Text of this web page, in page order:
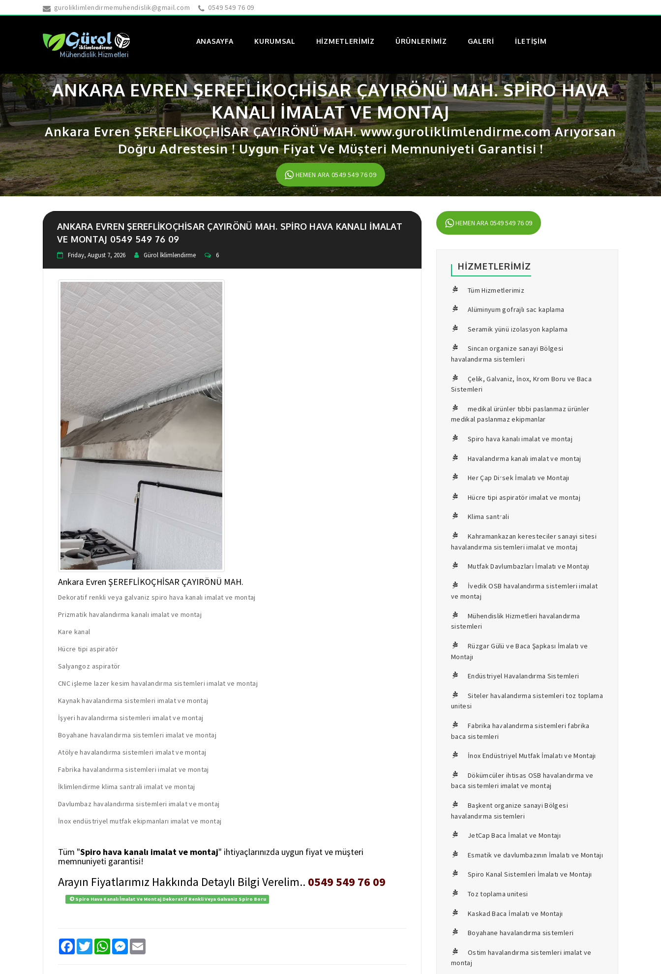
guroliklimlendirmemuhendislik@gmail.com 0549 549 76 09
ANASAYFA KURUMSAL HIZMETLERIMIZ ÜRÜNLERIMIZ GALERI İLETİŞİM
ANKARA EVREN ŞEREFLİKOÇHİSAR ÇAYIRÖNÜ MAH. SPIRO HAVA
KANALI IMALAT VE MONTAJ
Ankara Evren ŞEREFLİKOÇHİSAR ÇAYIRÖNÜ MAH. www.guroliklimlendirme.com Arıyorsan
Doğru Adrestesin ! Uygun Fiyat Ve Müşteri Memnuniyeti Garantisi !
HEMEN ARA 0549 549 76 09
ANKARA EVREN ŞEREFLİKOÇHİSAR ÇAYIRÖNÜ MAH. SPIRO HAVA KANALI IMALAT
VE MONTAJ 0549 549 76 09
Friday, August 7, 2026 Gürol İklimlendirme 6
Ankara Evren ŞEREFLİKOÇHİSAR ÇAYIRÖNÜ MAH.
Dekoratif renkli veya galvaniz spiro hava kanalı imalat ve montaj
Prizmatik havalandırma kanalı imalat ve montaj
Kare kanal
Hücre tipi aspiratör
Salyangoz aspiratör
CNC işleme lazer kesim havalandırma sistemleri imalat ve montaj
Kaynak havalandırma sistemleri imalat ve montaj
İşyeri havalandırma sistemleri imalat ve montaj
Boyahane havalandırma sistemleri imalat ve montaj
Atölye havalandırma sistemleri imalat ve montaj
Fabrika havalandırma sistemleri imalat ve montaj
İklimlendirme klima santrali imalat ve montaj
Davlumbaz havalandırma sistemleri imalat ve montaj
İnox endüstriyel mutfak ekipmanları imalat ve montaj
Tüm "Spiro hava kanalı imalat ve montaj" ihtiyaçlarınızda uygun fiyat ve müşteri
memnuniyeti garantisi!
Arayın Fiyatlarımız Hakkında Detaylı Bilgi Verelim.. 0549 549 76 09
Spiro Hava Kanalı İmalat Ve Montaj Dekoratif Renkli Veya Galvaniz Spiro Boru
F
T
w
W
M
HEMEN ARA 0549 549 76 09
HIZMETLERIMIZ
Tüm Hizmetlerimiz
Alüminyum gofrajlı sac kaplama
Seramik yünü izolasyon kaplama
Sincan organize sanayi Bölgesi
havalandırma sistemleri
Çelik, Galvaniz, İnox, Krom Boru ve Baca
Sistemleri
medikal ürünler tıbbi paslanmaz ürünler
medikal paslanmaz ekipmanlar
Spiro hava kanalı imalat ve montaj
Havalandırma kanalı imalat ve montaj
Her Çap Dirsek İmalatı ve Montajı
Hücre tipi aspiratör imalat ve montaj
Klima santrali
Kahramankazan keresteciler sanayi sitesi
havalandırma sistemleri imalat ve montaj
Mutfak Davlumbazları İmalatı ve Montajı
İvedik OSB havalandırma sistemleri imalat
ve montaj
Mühendislik Hizmetleri havalandırma
sistemleri
Rüzgar Gülü ve Baca Şapkası İmalatı ve
Montajı
Endüstriyel Havalandırma Sistemleri
Siteler havalandırma sistemleri toz toplama
unitesi
Fabrika havalandırma sistemleri fabrika
baca sistemleri
İnox Endüstriyel Mutfak İmalatı ve Montajı
Dökümcüler ihtisas OSB havalandırma ve
baca sistemleri imalat ve montaj
Başkent organize sanayi Bölgesi
havalandırma sistemleri
JetCap Baca İmalat ve Montajı
Esmatik ve davlumbazının İmalatı ve Montajı
Spiro Kanal Sistemleri İmalatı ve Montajı
Toz toplama unitesi
Kaskad Baca İmalatı ve Montajı
Boyahane havalandırma sistemleri
Ostim havalandırma sistemleri imalat ve
montaj